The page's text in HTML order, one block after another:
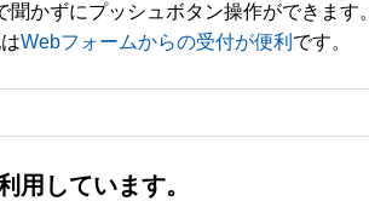
聞かずにプッシュボタン操作ができます
Webフォームからの受付が便利 です。
用しています。